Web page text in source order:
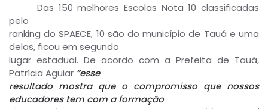
Das 150 melhores Escolas Nota 10 classificadas
pelo
ranking do SPAECE, 10 são do município de Tauá e uma
delas, ficou em segundo
lugar estadual. De acordo com a Prefeita de Tauá,
Patrícia Aguiar “esse
resultado mostra que o compromisso que nossos
educadores tem com a formação